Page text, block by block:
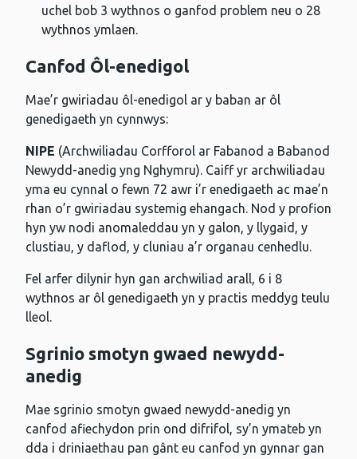
uchel bob 3 wythnos o ganfod problem neu o 28
wythnos ymlaen.
Canfod Ôl-enedigol
Mae’r gwiriadau ôl-enedigol ar y baban ar ôl
genedigaeth yn cynnwys:
NIPE (Archwiliadau Corfforol ar Fabanod a Babanod
Newydd-anedig yng Nghymru). Caiff yr archwiliadau
yma eu cynnal o fewn 72 awr i’r enedigaeth ac mae’n
rhan o’r gwiriadau systemig ehangach. Nod y profion
hyn yw nodi anomaleddau yn y galon, y llygaid, y
clustiau, y daflod, y cluniau a’r organau cenhedlu.
Fel arfer dilynir hyn gan archwiliad arall, 6 i 8
wythnos ar ôl genedigaeth yn y practis meddyg teulu
lleol.
Sgrinio smotyn gwaed newydd-
anedig
Mae sgrinio smotyn gwaed newydd-anedig yn
canfod afiechydon prin ond difrifol, sy’n ymateb yn
dda i driniaethau pan gânt eu canfod yn gynnar gan